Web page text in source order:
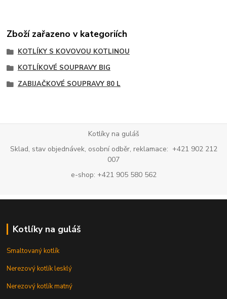
Zboží zařazeno v kategoriích
KOTLÍKY S KOVOVOU KOTLINOU
KOTLÍKOVÉ SOUPRAVY BIG
ZABIJAČKOVÉ SOUPRAVY 80 L
Kotlíky na guláš
Sklad, stav objednávek, osobní odběr, reklamace: +421 902 212
007
e-shop: +421 905 580 562
Kotlíky na guláš
Smaltovaný kotlík
Nerezový kotlík lesklý
Nerezový kotlík matný